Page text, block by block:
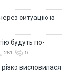
ситуацію із
будуть по-
261 0
висловилася